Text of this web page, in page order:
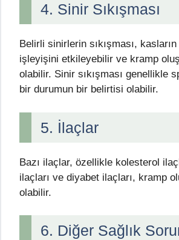
4. Sinir Sıkışması
Belirli sinirlerin sıkışması, kasların
işleyişini etkileyebilir ve kramp
olabilir. Sinir sıkışması genellikle
bir durumun bir belirtisi olabilir.
5. İlaçlar
Bazı ilaçlar, özellikle kolesterol
ilaçları ve diyabet ilaçları, kramp
olabilir.
6. Diğer Sağlık